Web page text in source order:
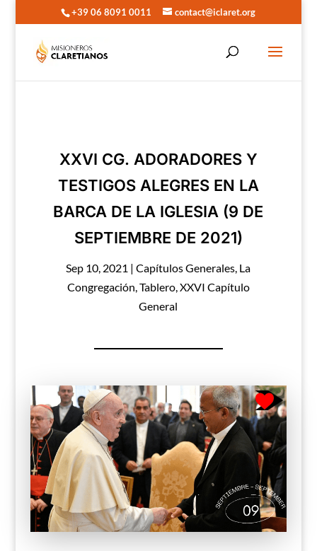
+39 06 8091 0011 contact@iclaret.org
XXVI CG. ADORADORES Y
TESTIGOS ALEGRES EN LA
BARCA DE LA IGLESIA (9 DE
SEPTIEMBRE DE 2021)
Sep 10, 2021 |Capítulos Generales, La
Congregación,Tablero,XXVI Capítulo
General